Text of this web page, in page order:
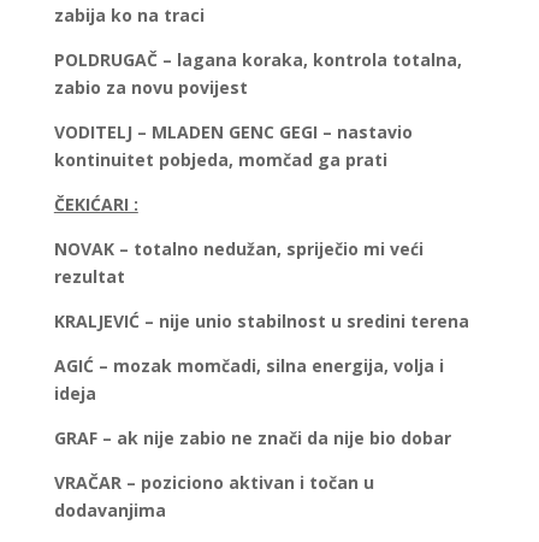
zabija ko na traci
POLDRUGAČ – lagana koraka, kontrola totalna,
zabio za novu povijest
VODITELJ – MLADEN GENC GEGI – nastavio
kontinuitet pobjeda, momčad ga prati
ČEKIĆARI :
NOVAK – totalno nedužan, spriječio mi veći
rezultat
KRALJEVIĆ – nije unio stabilnost u sredini terena
AGIĆ – mozak momčadi, silna energija, volja i
ideja
GRAF – ak nije zabio ne znači da nije bio dobar
VRAČAR – poziciono aktivan i točan u
dodavanjima